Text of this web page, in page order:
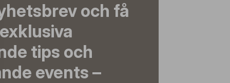
och få
tips och
events –